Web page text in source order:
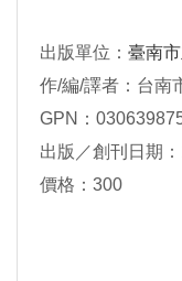
出版單位： 臺南
作/編/譯者：台南
GPN：
出版／創刊日期
價格：300